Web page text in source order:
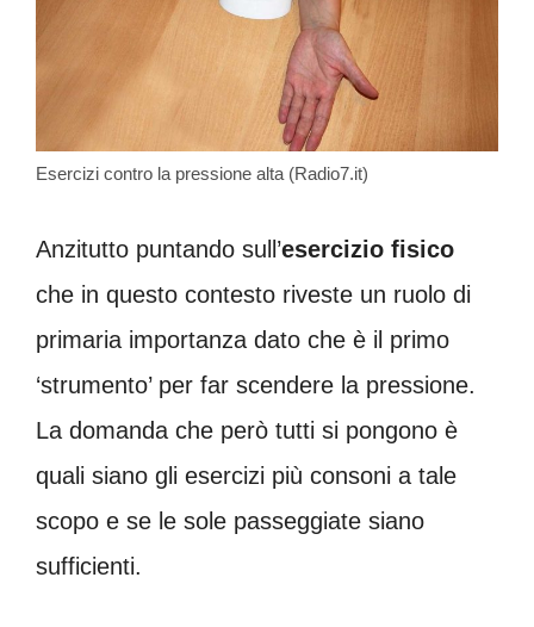
Esercizi contro la pressione alta (Radio7.it)
Anzitutto puntando sull’esercizio fisico
che in questo contesto riveste un ruolo di
primaria importanza dato che è il primo
‘strumento’ per far scendere la pressione.
La domanda che però tutti si pongono è
quali siano gli esercizi più consoni a tale
scopo e se le sole passeggiate siano
sufficienti.